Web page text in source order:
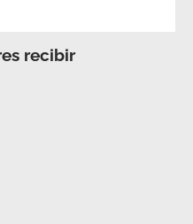
recibir